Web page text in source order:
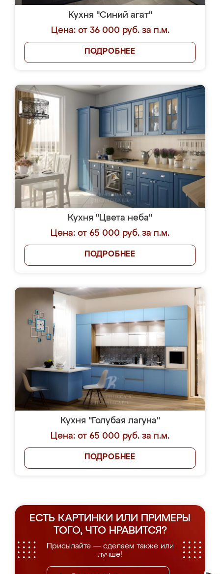
Кухня "Синий агат"
Цена: от 36 000 руб. за п.м.
ПОДРОБНЕЕ
Кухня "Цвета неба"
Цена: от 65 000 руб. за п.м.
ПОДРОБНЕЕ
Кухня "Голубая лагуна"
Цена: от 65 000 руб. за п.м.
ПОДРОБНЕЕ
ЕСТЬ КАРТИНКИ ИЛИ ПРИМЕРЫ
ТОГО, ЧТО НРАВИТСЯ?
Присылайте — сделаем также или
лучше!